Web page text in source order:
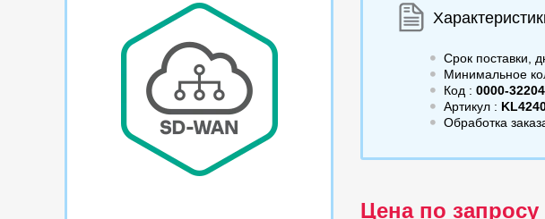
Срок поставки,
Минимальное
Код : 0000-
Артикул :
Обработка
Цена по запросу